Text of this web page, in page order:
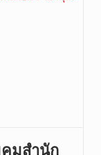
มสำนัก